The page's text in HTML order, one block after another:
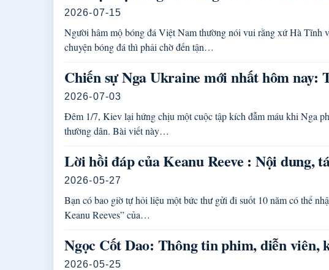
2026-07-15
Người hâm mộ bóng đá Việt Nam thường nói vui rằng xứ Hà
chuyện bóng đá thì phải chờ đến tận…
Chiến sự Nga Ukraine mới nhất hôm nay:
2026-07-03
Đêm 1/7, Kiev lại hứng chịu một cuộc tập kích đẫm máu khi Nga
thường dân. Bài viết này…
Lời hồi đáp của Keanu Reeve : Nội dung,
2026-05-27
Bạn có bao giờ tự hỏi liệu một bức thư gửi đi suốt 10 năm có thể
Keanu Reeves” của…
Ngọc Cốt Dao: Thông tin phim, diễn viên,
2026-05-25